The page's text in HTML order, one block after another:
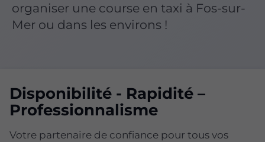
organiser une course en taxi à Fos-sur-
Mer ou dans les environs !
Disponibilité - Rapidité –
Professionnalisme
Votre partenaire de confiance pour tous vos